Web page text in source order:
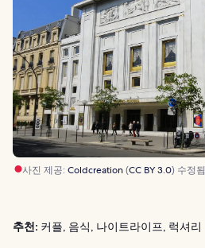
사진 제공: Coldcreation(CC BY 3.0) 수정됨
추천: 커플, 음식, 나이트라이프, 럭셔리